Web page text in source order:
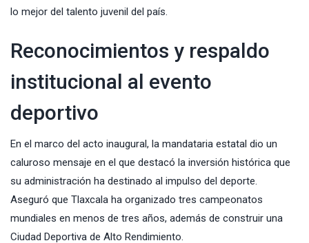
lo mejor del talento juvenil del país.
Reconocimientos y respaldo
institucional al evento
deportivo
En el marco del acto inaugural, la mandataria estatal dio un
caluroso mensaje en el que destacó la inversión histórica que
su administración ha destinado al impulso del deporte.
Aseguró que Tlaxcala ha organizado tres campeonatos
mundiales en menos de tres años, además de construir una
Ciudad Deportiva de Alto Rendimiento.